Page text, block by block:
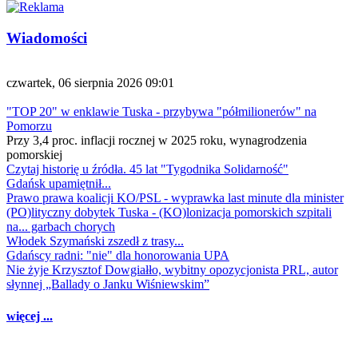
Wiadomości
czwartek, 06 sierpnia 2026 09:01
"TOP 20" w enklawie Tuska - przybywa "półmilionerów" na
Pomorzu
Przy 3,4 proc. inflacji rocznej w 2025 roku, wynagrodzenia
pomorskiej
Czytaj historię u źródła. 45 lat "Tygodnika Solidarność"
Gdańsk upamiętnił...
Prawo prawa koalicji KO/PSL - wyprawka last minute dla minister
(PO)lityczny dobytek Tuska - (KO)lonizacja pomorskich szpitali
na... garbach chorych
Włodek Szymański zszedł z trasy...
Gdańscy radni: "nie" dla honorowania UPA
Nie żyje Krzysztof Dowgiałło, wybitny opozycjonista PRL, autor
słynnej „Ballady o Janku Wiśniewskim”
więcej ...